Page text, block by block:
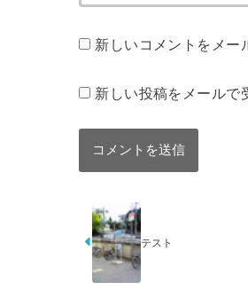
新しいコメントをメー
新しい投稿をメールで
テスト